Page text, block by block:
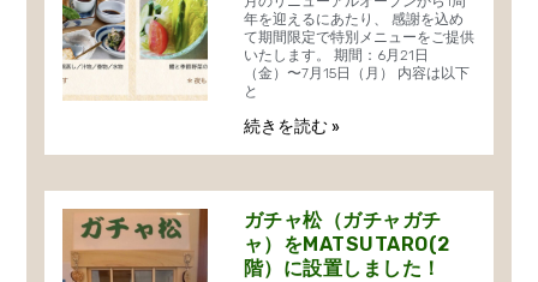
年を迎えるにあたり、 感謝を込め
て期間限定で特別メニューをご提供
いたします。 期間：6月21日
（金）〜7月15日（月） 内容は以下
と
続きを読む »
ガチャ松（ガチャガチ
ャ）をMATSUTARO(2
階）に設置しました！